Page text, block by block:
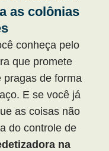
as colônias
conheça pelo
que promete
pragas de forma
E se você já
as coisas não
do controle de
na